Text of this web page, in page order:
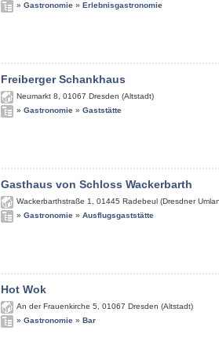
» Gastronomie » Erlebnisgastronomie
Freiberger Schankhaus
Neumarkt 8 01067 Dresden (Altstadt)
» Gastronomie » Gaststätte
Gasthaus von Schloss Wackerbarth
Wackerbarthstraße 1 01445 Radebeul (Dresdner
» Gastronomie » Ausflugsgaststätte
Hot Wok
An der Frauenkirche 5 01067 Dresden (Altstadt)
» Gastronomie » Bar